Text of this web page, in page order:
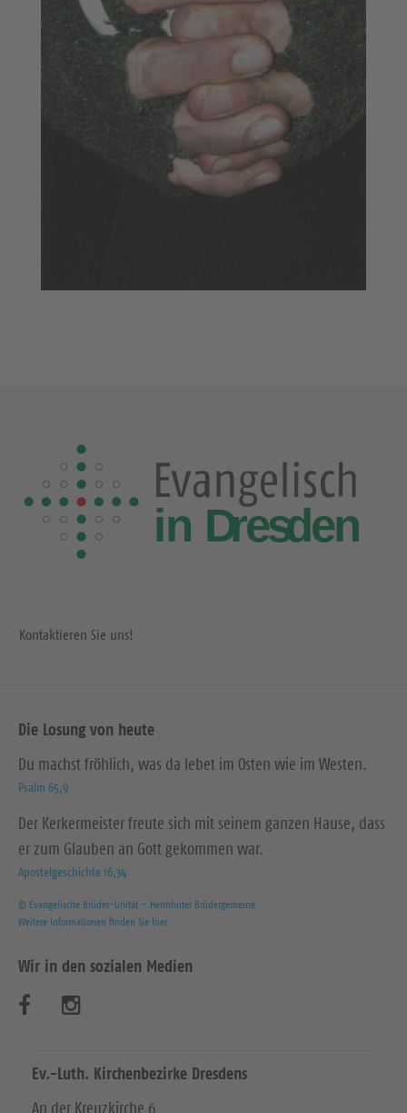
Kontaktieren Sie uns!
Die Losung von heute
Du machst fröhlich, was da lebet im Osten wie im Westen.
Psalm 65,9
Der Kerkermeister freute sich mit seinem ganzen Hause, dass
er zum Glauben an Gott gekommen war.
Apostelgeschichte 16,34
© Evangelische Brüder-Unität – Herrnhuter Brüdergemeine
Weitere Informationen finden Sie hier
Wir in den sozialen Medien
s
s
Ev.-Luth. Kirchenbezirke Dresdens
An der Kreuzkirche 6